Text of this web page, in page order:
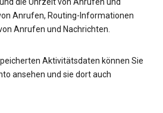
die Uhrzeit von Anrufen und
Anrufen, Routing-Informationen
Anrufen und Nachrichten.
Aktivitätsdaten können Sie
ansehen und sie dort auch